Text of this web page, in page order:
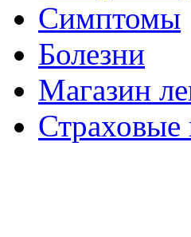
Симптомы
Болезни
Магазин